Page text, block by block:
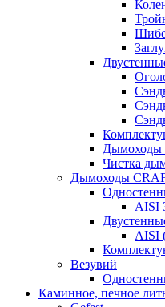
Дымоходы
Чистка
Дымоходы
AISI
AISI
Везувий
Каминное, печное